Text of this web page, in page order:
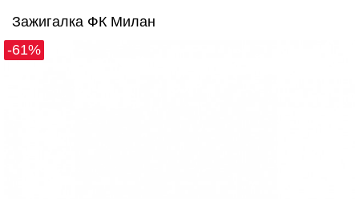
Зажигалка ФК Милан
-61%